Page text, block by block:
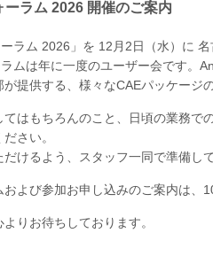
ラム 2026 開催のご案内
ーラム 2026」を 12月2日（水）に 名
ムは年に一度のユーザー会です。
提供する、様々なCAEパッケージ
てはもちろんのこと、日頃の業務で
さい。
けるよう、スタッフ一同で準備し
よび参加お申し込みのご案内は、
りお待ちしております。